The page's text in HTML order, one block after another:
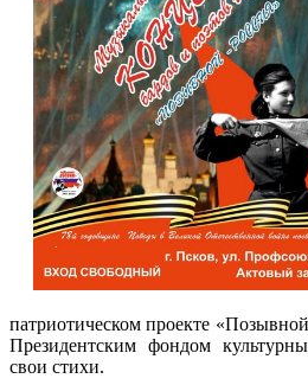
патриотическом проекте
Президентским фондом
свои стихи.